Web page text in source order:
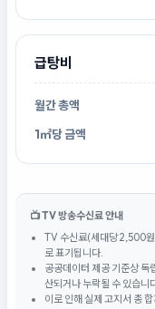
급탕비
📺 TV 방송수신료 안내
TV 수신료(세대당 2,500원
로 표기됩니다.
공공데이터 제공 기준상 독
산되거나 누락될 수 있습니
이로 인해 실제 고지서 총